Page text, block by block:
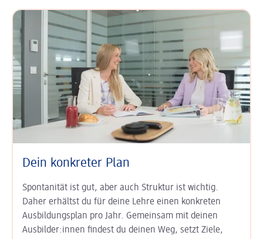
Dein konkreter Plan
Spontanität ist gut, aber auch Struktur ist wichtig.
Daher erhältst du für deine Lehre einen konkreten
Ausbildungsplan pro Jahr. Gemeinsam mit deinen
Ausbilder:innen findest du deinen Weg, setzt Ziele,